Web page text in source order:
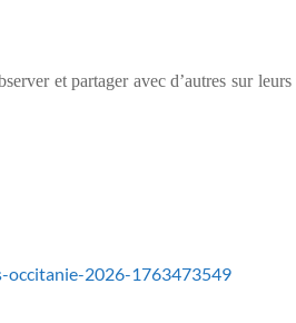
et partager avec d’autres sur
occitanie-2026-1763473549